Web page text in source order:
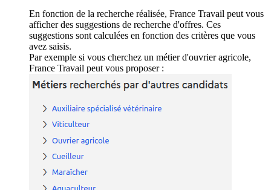
En fonction de la recherche réalisée, France Travail peut vous
afficher des suggestions de recherche d'offres. Ces
suggestions sont calculées en fonction des critères que vous
avez saisis.
Par exemple si vous cherchez un métier d'ouvrier agricole,
France Travail peut vous proposer :